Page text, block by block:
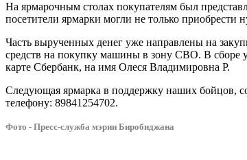
На ярмарочным столах покупателям был
посетители ярмарки могли не только
Часть вырученных денег уже направлены на
средств на покупку машины в зону СВО. В сборе
карте Сбербанк, на имя Олеся Владимировна Р.
Следующая ярмарка в поддержку наших бойцов,
телефону: 89841254702.
Фото - Пресс-служба мэрии Биробиджана